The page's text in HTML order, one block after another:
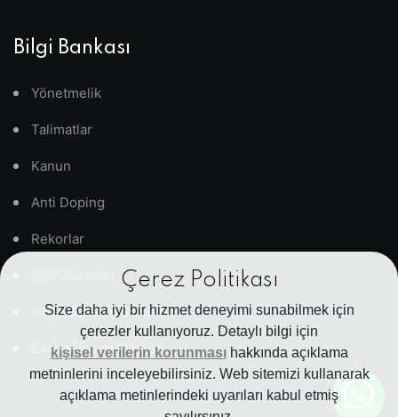
Çerez Politikası
Size daha iyi bir hizmet deneyimi sunabilmek için
çerezler kullanıyoruz. Detaylı bilgi için
kişisel verilerin korunmasıhakkında açıklama
metninlerini inceleyebilirsiniz. Web sitemizi kullanarak
açıklama metinlerindeki uyarıları kabul etmiş
Bilgi Bankası
Yönetmelik
Talimatlar
Kanun
Anti Doping
Rekorlar
Sıkça Sorulan Sorular
Banka Hesap Bilgileri